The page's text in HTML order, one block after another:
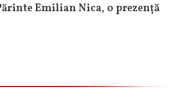
Emilian Nica, o prezență